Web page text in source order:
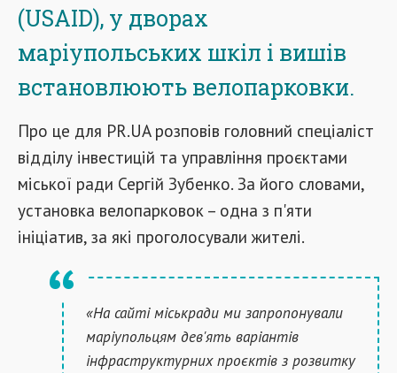
(USAID), у дворах
маріупольських шкіл і вишів
встановлюють велопарковки.
Про це для PR.UA розповів головний спеціаліст
відділу інвестицій та управління проєктами
міської ради Сергій Зубенко. За його словами,
установка велопарковок – одна з п'яти
ініціатив, за які проголосували жителі.
«На сайті міськради ми запропонували
маріупольцям дев'ять варіантів
інфраструктурних проєктів з розвитку